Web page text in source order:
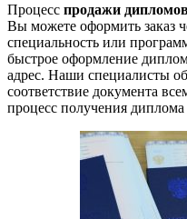
Процесс продажи
Вы можете оформить заказ
специальность или
быстрое оформление
адрес. Наши специалисты
соответствие документа
процесс получения